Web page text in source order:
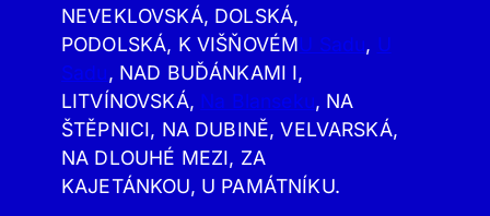
NEVEKLOVSKÁ, DOLSKÁ,
PODOLSKÁ, K VIŠŇOVÉMU Sadu, U
Sadu, NAD BUĎÁNKAMI I,
LITVÍNOVSKÁ, Na Blanseku, NA
ŠTĚPNICI, NA DUBINĚ, VELVARSKÁ,
NA DLOUHÉ MEZI, ZA
KAJETÁNKOU, U PAMÁTNÍKU.